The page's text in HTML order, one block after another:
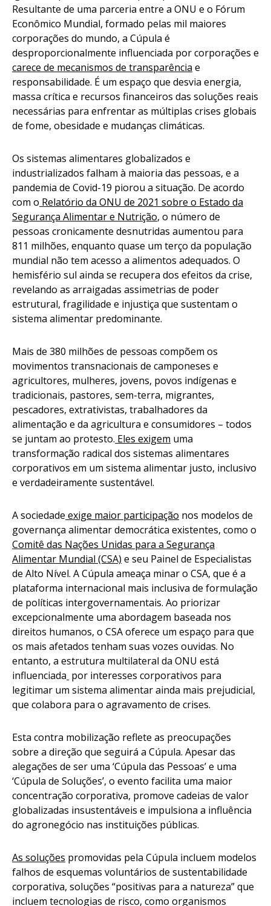
Resultante de uma parceria entre a ONU e o Fórum
Econômico Mundial, formado pelas mil maiores
corporações do mundo, a Cúpula é
desproporcionalmente influenciada por corporações e
carece de mecanismos de transparência e
responsabilidade. É um espaço que desvia energia,
massa crítica e recursos financeiros das soluções reais
necessárias para enfrentar as múltiplas crises globais
de fome, obesidade e mudanças climáticas.
Os sistemas alimentares globalizados e
industrializados falham à maioria das pessoas, e a
pandemia de Covid-19 piorou a situação. De acordo
com o Relatório da ONU de 2021 sobre o Estado da
Segurança Alimentar e Nutrição, o número de
pessoas cronicamente desnutridas aumentou para
811 milhões, enquanto quase um terço da população
mundial não tem acesso a alimentos adequados. O
hemisfério sul ainda se recupera dos efeitos da crise,
revelando as arraigadas assimetrias de poder
estrutural, fragilidade e injustiça que sustentam o
sistema alimentar predominante.
Mais de 380 milhões de pessoas compõem os
movimentos transnacionais de camponeses e
agricultores, mulheres, jovens, povos indígenas e
tradicionais, pastores, sem-terra, migrantes,
pescadores, extrativistas, trabalhadores da
alimentação e da agricultura e consumidores – todos
se juntam ao protesto. Eles exigem uma
transformação radical dos sistemas alimentares
corporativos em um sistema alimentar justo, inclusivo
e verdadeiramente sustentável.
A sociedade exige maior participação nos modelos de
governança alimentar democrática existentes, como o
Comitê das Nações Unidas para a Segurança
Alimentar Mundial (CSA) e seu Painel de Especialistas
de Alto Nível. A Cúpula ameaça minar o CSA, que é a
plataforma internacional mais inclusiva de formulação
de políticas intergovernamentais. Ao priorizar
excepcionalmente uma abordagem baseada nos
direitos humanos, o CSA oferece um espaço para que
os mais afetados tenham suas vozes ouvidas. No
entanto, a estrutura multilateral da ONU está
influenciada por interesses corporativos para
legitimar um sistema alimentar ainda mais prejudicial,
que colabora para o agravamento de crises.
Esta contra mobilização reflete as preocupações
sobre a direção que seguirá a Cúpula. Apesar das
alegações de ser uma ‘Cúpula das Pessoas’ e uma
‘Cúpula de Soluções’, o evento facilita uma maior
concentração corporativa, promove cadeias de valor
globalizadas insustentáveis e impulsiona a influência
do agronegócio nas instituições públicas.
As soluções promovidas pela Cúpula incluem modelos
falhos de esquemas voluntários de sustentabilidade
corporativa, soluções “positivas para a natureza” que
incluem tecnologias de risco, como organismos